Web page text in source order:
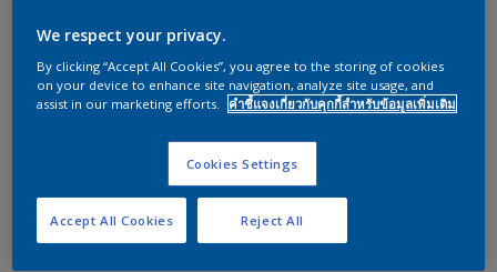
We respect your privacy.
By clicking “Accept All Cookies”, you agree to the storing of cookies
on your device to enhance site navigation, analyze site usage, and
assist in our marketing efforts.
คำชี้แจงเกี่ยวกับคุกกี้สำหรับข้อมูลเพิ่มเติม
Cookies Settings
Reject All
Accept All Cookies